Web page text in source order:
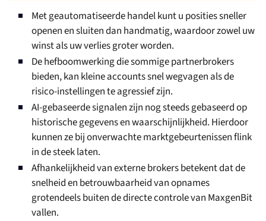
Met geautomatiseerde handel kunt u posities sneller
openen en sluiten dan handmatig, waardoor zowel uw
winst als uw verlies groter worden.
De hefboomwerking die sommige partnerbrokers
bieden, kan kleine accounts snel wegvagen als de
risico-instellingen te agressief zijn.
AI-gebaseerde signalen zijn nog steeds gebaseerd op
historische gegevens en waarschijnlijkheid. Hierdoor
kunnen ze bij onverwachte marktgebeurtenissen flink
in de steek laten.
Afhankelijkheid van externe brokers betekent dat de
snelheid en betrouwbaarheid van opnames
grotendeels buiten de directe controle van MaxgenBit
vallen.